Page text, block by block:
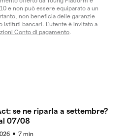
e non può essere equiparato a un
non beneficia delle garanzie
bancari. L’utente è invitato a
Conto di pagamento
se ne riparla a settembre?
07/08
● 7 min